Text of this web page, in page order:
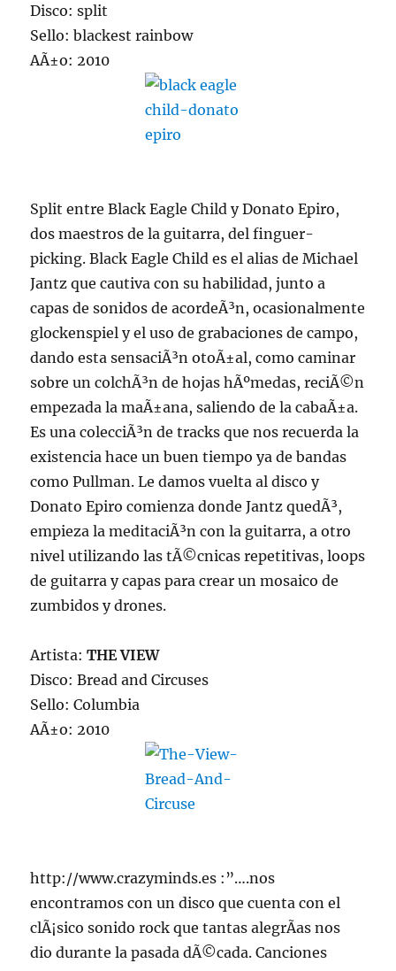
Disco: split
Sello: blackest rainbow
AÃ±o: 2010
Split entre Black Eagle Child y Donato Epiro,
dos maestros de la guitarra, del finguer-
picking. Black Eagle Child es el alias de Michael
Jantz que cautiva con su habilidad, junto a
capas de sonidos de acordeÃ³n, ocasionalmente
glockenspiel y el uso de grabaciones de campo,
dando esta sensaciÃ³n otoÃ±al, como caminar
sobre un colchÃ³n de hojas hÃºmedas, reciÃ©n
empezada la maÃ±ana, saliendo de la cabaÃ±a.
Es una colecciÃ³n de tracks que nos recuerda la
existencia hace un buen tiempo ya de bandas
como Pullman. Le damos vuelta al disco y
Donato Epiro comienza donde Jantz quedÃ³,
empieza la meditaciÃ³n con la guitarra, a otro
nivel utilizando las tÃ©cnicas repetitivas, loops
de guitarra y capas para crear un mosaico de
zumbidos y drones.
Artista:THE VIEW
Disco: Bread and Circuses
Sello: Columbia
AÃ±o: 2010
http://www.crazyminds.es :”….nos
encontramos con un disco que cuenta con el
clÃ¡sico sonido rock que tantas alegrÃ­as nos
dio durante la pasada dÃ©cada. Canciones